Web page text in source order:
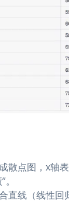
散点图，x轴
直线（线性回